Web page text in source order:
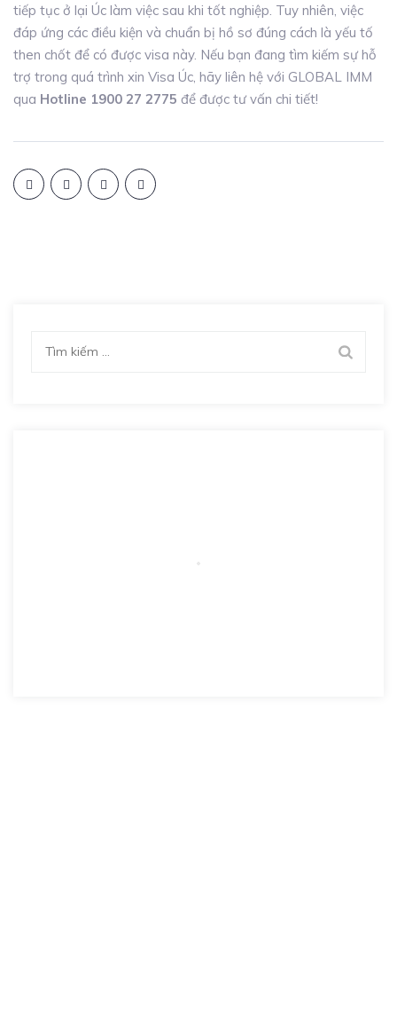
tiếp tục ở lại Úc làm việc sau khi tốt nghiệp. Tuy nhiên, việc
đáp ứng các điều kiện và chuẩn bị hồ sơ đúng cách là yếu tố
then chốt để có được visa này. Nếu bạn đang tìm kiếm sự hỗ
trợ trong quá trình xin Visa Úc, hãy liên hệ với GLOBAL IMM
qua Hotline 1900 27 2775 để được tư vấn chi tiết!